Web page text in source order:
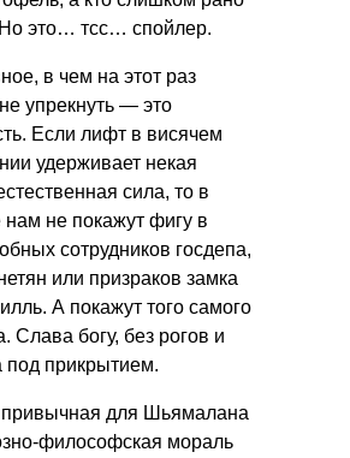
это… тсс… спойлер.
в чем на этот раз
упрекнуть — это
Если лифт в висячем
удерживает некая
сила, то в
не покажут фигу в
сотрудников госдепа,
или призраков замка
А покажут того самого
Слава богу, без рогов и
под прикрытием.
для Шьямалана
философская мораль